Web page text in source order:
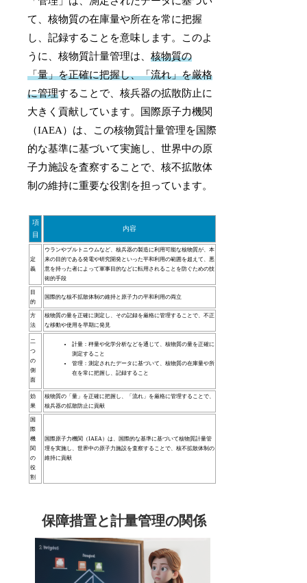
て、核物質の在庫量や所在を常に把握
し、記録することを意味します。このよ
うに、核物質計量管理は、核物質の
「量」を正確に把握し、「流れ」を厳格
に管理することで、核兵器の拡散防止に
大きく貢献しています。国際原子力機関
（IAEA）は、この核物質計量管理を国際
的な基準に基づいて実施し、世界中の原
子力施設を査察することで、核不拡散体
制の維持に重要な役割を担っています。
項
目
内容
定
義
ウランやプルトニウムなど、核兵器の製造に利用可能な核物質が、本
来の目的である発電や研究開発といった平和利用の範囲を超えて、悪
意を持った者によって軍事目的などに転用されることを防ぐための技
術的手段
目
的
国際的な核不拡散体制の維持と原子力の平和利用の両立
方
法
核物質の量を正確に測定し、その記録を厳格に管理することで、不正
な移動や使用を早期に発見
二
つ
の
側
面
計量：秤量や化学分析などを通じて、核物質の量を正確に
測定すること
管理：測定されたデータに基づいて、核物質の在庫量や所
在を常に把握し、記録すること
効
果
核物質の「量」を正確に把握し、「流れ」を厳格に管理することで、
核兵器の拡散防止に貢献
国
際
機
関
の
役
割
国際原子力機関（IAEA）は、国際的な基準に基づいて核物質計量管
理を実施し、世界中の原子力施設を査察することで、核不拡散体制の
維持に貢献
保障措置と計量管理の関係